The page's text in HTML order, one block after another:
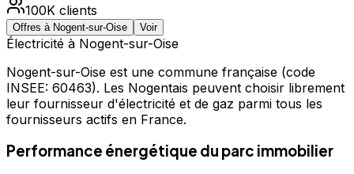
100K clients
Offres à Nogent-sur-Oise Voir
Électricité à Nogent-sur-Oise
Nogent-sur-Oise est une commune française (code
INSEE: 60463). Les Nogentais peuvent choisir librement
leur fournisseur d'électricité et de gaz parmi tous les
fournisseurs actifs en France.
Performance énergétique du parc immobilier